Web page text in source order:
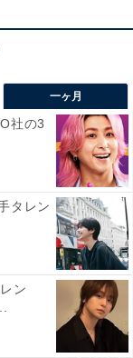
く、地域を誇
指定都市で人口
あるから」（20
から」（40代女
ぱいあって好き
いった声があり
一ヶ月
社の3
タレン
ン